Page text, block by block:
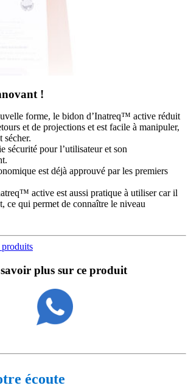
!
forme, le bidon d’Inatreq™ active réduit
et de projections et est facile à manipuler,
sécher.
sécurité pour l’utilisateur et son
est déjà approuvé par les premiers
active est aussi pratique à utiliser car il
ce qui permet de connaître le niveau
plus sur ce produit
écoute